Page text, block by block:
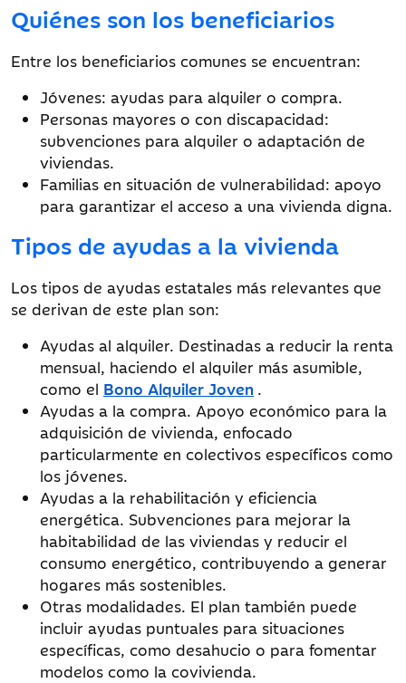
Quiénes son los beneficiarios
Entre los beneficiarios comunes se encuentran:
Jóvenes: ayudas para alquiler o compra.
Personas mayores o con discapacidad:
subvenciones para alquiler o adaptación de
viviendas.
Familias en situación de vulnerabilidad: apoyo
para garantizar el acceso a una vivienda digna.
Tipos de ayudas a la vivienda
Los tipos de ayudas estatales más relevantes que
se derivan de este plan son:
Ayudas al alquiler. Destinadas a reducir la renta
mensual, haciendo el alquiler más asumible,
como el Bono Alquiler Joven .
Ayudas a la compra. Apoyo económico para la
adquisición de vivienda, enfocado
particularmente en colectivos específicos como
los jóvenes.
Ayudas a la rehabilitación y eficiencia
energética. Subvenciones para mejorar la
habitabilidad de las viviendas y reducir el
consumo energético, contribuyendo a generar
hogares más sostenibles.
Otras modalidades. El plan también puede
incluir ayudas puntuales para situaciones
específicas, como desahucio o para fomentar
modelos como la covivienda.